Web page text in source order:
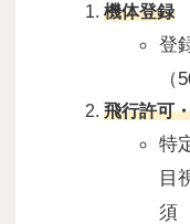
機体登録
登
（
飛行許可
特
目
須